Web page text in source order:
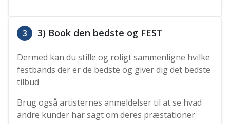
3 3) Book den bedste og FEST
Dermed kan du stille og roligt sammenligne hvilke
festbands der er de bedste og giver dig det bedste
tilbud
Brug også artisternes anmeldelser til at se hvad
andre kunder har sagt om deres præstationer